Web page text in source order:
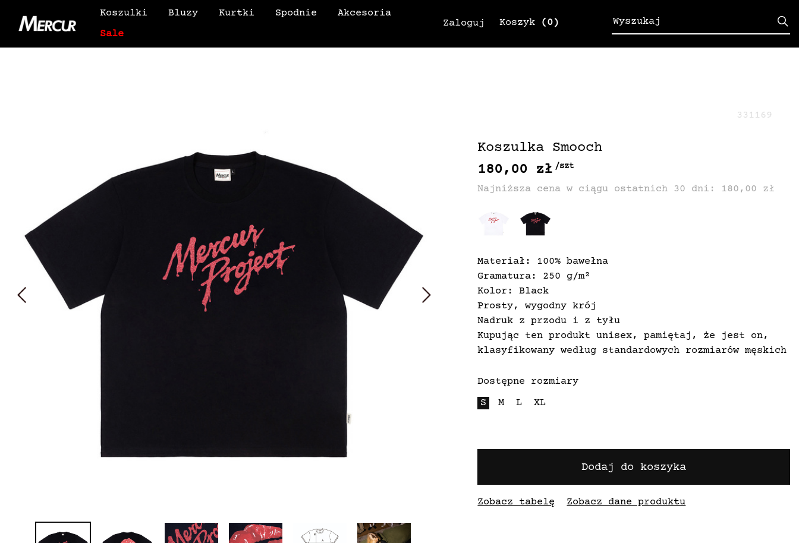
Koszyk (0)
Zaloguj
Koszulki Bluzy Kurtki Spodnie
Akcesoria
Sale
Koszulka Smooch
331169
180,00 zł /szt
Najniższa cena w ciągu ostatnich 30 dni: 180,00 zł
Materiał: 100% bawełna
Gramatura: 250 g/m²
Kolor: Black
Prosty, wygodny krój
Nadruk z przodu i z tyłu
Kupując ten produkt unisex, pamiętaj, że jest on,
klasyfikowany według standardowych rozmiarów męskich
Dostępne rozmiary
S
M L XL
Dodaj do koszyka
Zobacz tabelę Zobacz dane produktu